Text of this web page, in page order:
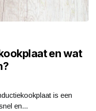
en wat
is een
en...